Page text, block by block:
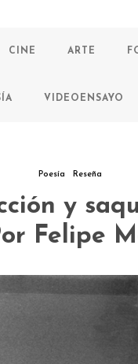
CINE ARTE
VIDEOENSAYO
Poesía Reseña
y
Felipe